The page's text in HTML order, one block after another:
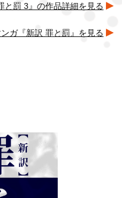
と罰 3』の作品詳細を見る
ガ『新訳 罪と罰』を見る